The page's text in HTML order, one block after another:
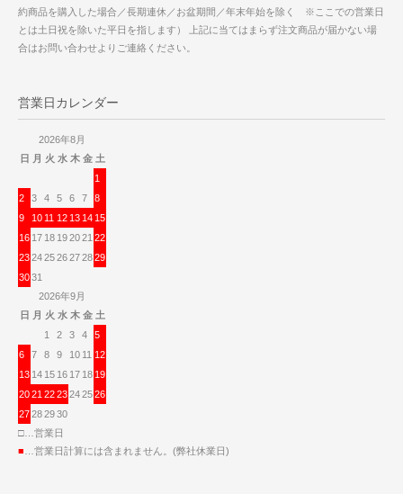
約商品を購入した場合／長期連休／お盆期間／年末年始を除く ※ここでの営業日
とは土日祝を除いた平日を指します） 上記に当てはまらず注文商品が届かない場
合はお問い合わせよりご連絡ください。
営業日カレンダー
2026年8月
日 月 火 水 木 金 土
1
2
3 4 5 6 7
8
9
10 11 12 13 14 15
16 17 18 192021 22
23242526272829
3031
2026年9月
日 月 火 水 木 金 土
1
2 3 4
5
6
7 8 9 10 11 12
13 14 15 16 17 18 19
2021 2223242526
27282930
□…営業日
■ …営業日計算には含まれません。(弊社休業日)